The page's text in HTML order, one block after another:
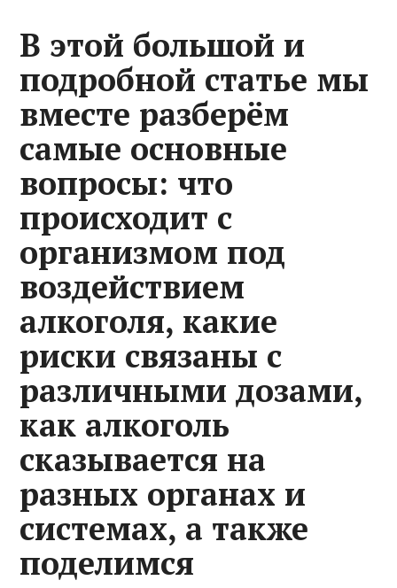
В этой большой и
подробной статье мы
вместе разберём
самые основные
вопросы: что
происходит с
организмом под
воздействием
алкоголя, какие
риски связаны с
различными дозами,
как алкоголь
сказывается на
разных органах и
системах, а также
поделимся